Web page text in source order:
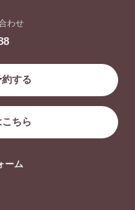
わせ
する
ちら
ーム